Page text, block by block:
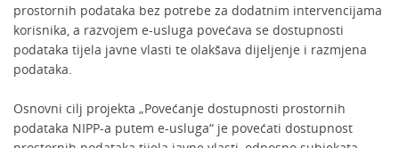
prostornih podataka bez potrebe za dodatnim intervencijama
korisnika, a razvojem e-usluga povećava se dostupnosti
podataka tijela javne vlasti te olakšava dijeljenje i razmjena
podataka.
Osnovni cilj projekta „Povećanje dostupnosti prostornih
podataka NIPP-a putem e-usluga“ je povećati dostupnost